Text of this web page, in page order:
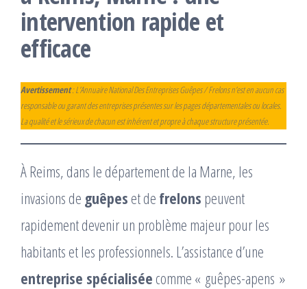
intervention rapide et
efficace
Avertissement: L’Annuaire National Des Entreprises Guêpes / Frelons n’est en aucun cas
responsable ou garant des entreprises présentes sur les pages départementales ou locales.
La qualité et le sérieux de chacun est inhérent et propre à chaque structure présentée.
À Reims, dans le département de la Marne, les
invasions de guêpes et de frelons peuvent
rapidement devenir un problème majeur pour les
habitants et les professionnels. L’assistance d’une
entreprise spécialisée comme « guêpes-apens »